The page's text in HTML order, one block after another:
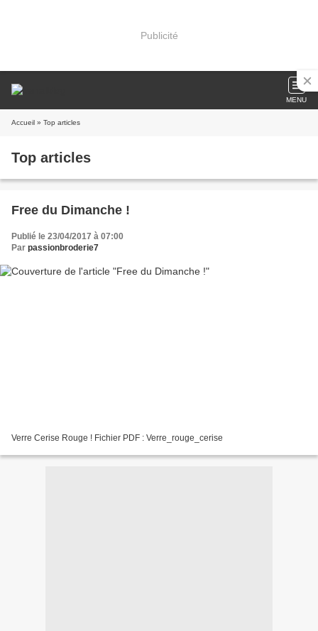
Publicité
MENU
Accueil » Top articles
Top articles
Free du Dimanche !
Publié le 23/04/2017 à 07:00
Par passionbroderie7
Verre Cerise Rouge ! Fichier PDF : Verre_rouge_cerise